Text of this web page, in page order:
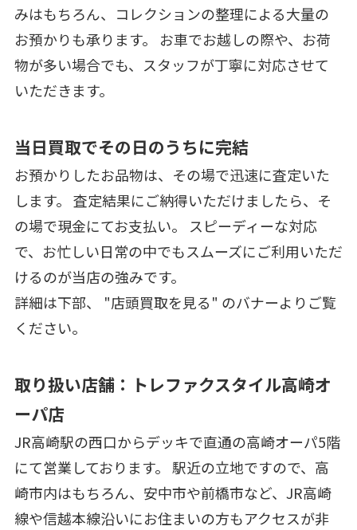
みはもちろん、コレクションの整理による大量の
お預かりも承ります。 お車でお越しの際や、お荷
物が多い場合でも、スタッフが丁寧に対応させて
いただきます。
当日買取でその日のうちに完結
お預かりしたお品物は、その場で迅速に査定いた
します。 査定結果にご納得いただけましたら、そ
の場で現金にてお支払い。 スピーディーな対応
で、お忙しい日常の中でもスムーズにご利用いただ
けるのが当店の強みです。
詳細は下部、 "店頭買取を見る" のバナーよりご覧
ください。
取り扱い店舗：トレファクスタイル高崎オ
ーパ店
JR高崎駅の西口からデッキで直通の高崎オーパ5階
にて営業しております。 駅近の立地ですので、高
崎市内はもちろん、安中市や前橋市など、JR高崎
線や信越本線沿いにお住まいの方もアクセスが非